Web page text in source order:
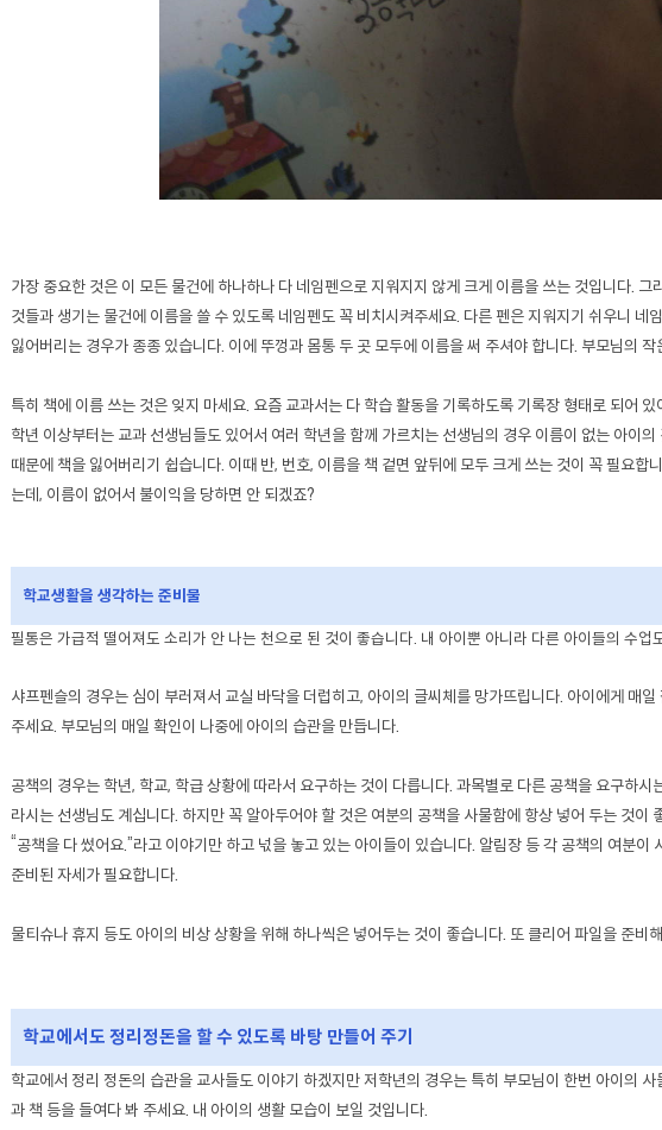
가장 중요한 것은 이 모든 물건에 하나하나 다 네임펜으로 지워지지 않게 크게 이름을 쓰는 것입니다.
것들과 생기는 물건에 이름을 쓸 수 있도록 네임펜도 꼭 비치시켜주세요. 다른 펜은 지워지기 쉬우니 네
잃어버리는 경우가 종종 있습니다. 이에 뚜껑과 몸통 두 곳 모두에 이름을 써 주셔야 합니다. 부모님의
특히 책에 이름 쓰는 것은 잊지 마세요. 요즘 교과서는 다 학습 활동을 기록하도록 기록장 형태로 되어
학년 이상부터는 교과 선생님들도 있어서 여러 학년을 함께 가르치는 선생님의 경우 이름이 없는 아이
때문에 책을 잃어버리기 쉽습니다. 이때 반, 번호, 이름을 책 겉면 앞뒤에 모두 크게 쓰는 것이 꼭 필요합
는데, 이름이 없어서 불이익을 당하면 안 되겠죠?
학교생활을 생각하는 준비물
필통은 가급적 떨어져도 소리가 안 나는 천으로 된 것이 좋습니다. 내 아이뿐 아니라 다른 아이들의 수업
샤프펜슬의 경우는 심이 부러져서 교실 바닥을 더럽히고, 아이의 글씨체를 망가뜨립니다. 아이에게 매
주세요. 부모님의 매일 확인이 나중에 아이의 습관을 만듭니다.
공책의 경우는 학년, 학교, 학급 상황에 따라서 요구하는 것이 다릅니다. 과목별로 다른 공책을 요구하
라시는 선생님도 계십니다. 하지만 꼭 알아두어야 할 것은 여분의 공책을 사물함에 항상 넣어 두는 것이
“공책을 다 썼어요.”라고 이야기만 하고 넋을 놓고 있는 아이들이 있습니다. 알림장 등 각 공책의 여분이
준비된 자세가 필요합니다.
물티슈나 휴지 등도 아이의 비상 상황을 위해 하나씩은 넣어두는 것이 좋습니다. 또 클리어 파일을 준비
학교에서도 정리정돈을 할 수 있도록 바탕 만들어 주기
학교에서 정리 정돈의 습관을 교사들도 이야기 하겠지만 저학년의 경우는 특히 부모님이 한번 아이의
과 책 등을 들여다 봐 주세요. 내 아이의 생활 모습이 보일 것입니다.